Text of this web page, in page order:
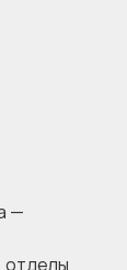
—
отделы